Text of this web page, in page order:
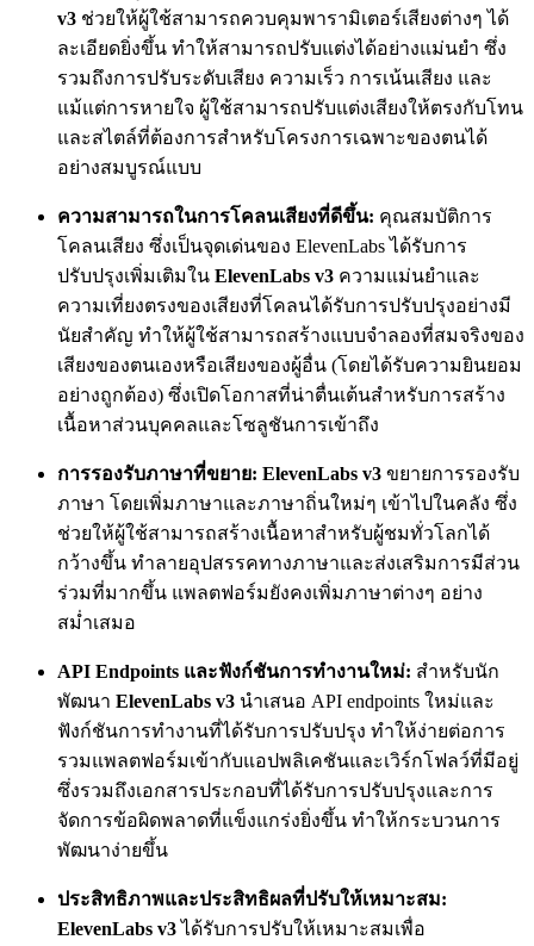
v3 ช่วยให้ผู้ใช้สามารถควบคุมพารามิเตอร์เสียงต่างๆ ได้
ละเอียดยิ่งขึ้น ทำให้สามารถปรับแต่งได้อย่างแม่นยำ ซึ่ง
รวมถึงการปรับระดับเสียง ความเร็ว การเน้นเสียง และ
แม้แต่การหายใจ ผู้ใช้สามารถปรับแต่งเสียงให้ตรงกับโทน
และสไตล์ที่ต้องการสำหรับโครงการเฉพาะของตนได้
อย่างสมบูรณ์แบบ
ความสามารถในการโคลนเสียงที่ดีขึ้น: คุณสมบัติการ
โคลนเสียง ซึ่งเป็นจุดเด่นของ ElevenLabs ได้รับการ
ปรับปรุงเพิ่มเติมใน ElevenLabs v3 ความแม่นยำและ
ความเที่ยงตรงของเสียงที่โคลนได้รับการปรับปรุงอย่างมี
นัยสำคัญ ทำให้ผู้ใช้สามารถสร้างแบบจำลองที่สมจริงของ
เสียงของตนเองหรือเสียงของผู้อื่น (โดยได้รับความยินยอม
อย่างถูกต้อง) ซึ่งเปิดโอกาสที่น่าตื่นเต้นสำหรับการสร้าง
เนื้อหาส่วนบุคคลและโซลูชันการเข้าถึง
การรองรับภาษาที่ขยาย: ElevenLabs v3 ขยายการรองรับ
ภาษา โดยเพิ่มภาษาและภาษาถิ่นใหม่ๆ เข้าไปในคลัง ซึ่ง
ช่วยให้ผู้ใช้สามารถสร้างเนื้อหาสำหรับผู้ชมทั่วโลกได้
กว้างขึ้น ทำลายอุปสรรคทางภาษาและส่งเสริมการมีส่วน
ร่วมที่มากขึ้น แพลตฟอร์มยังคงเพิ่มภาษาต่างๆ อย่าง
สม่ำเสมอ
API Endpoints และฟังก์ชันการทำงานใหม่: สำหรับนัก
พัฒนา ElevenLabs v3 นำเสนอ API endpoints ใหม่และ
ฟังก์ชันการทำงานที่ได้รับการปรับปรุง ทำให้ง่ายต่อการ
รวมแพลตฟอร์มเข้ากับแอปพลิเคชันและเวิร์กโฟลว์ที่มีอยู่
ซึ่งรวมถึงเอกสารประกอบที่ได้รับการปรับปรุงและการ
จัดการข้อผิดพลาดที่แข็งแกร่งยิ่งขึ้น ทำให้กระบวนการ
พัฒนาง่ายขึ้น
ประสิทธิภาพและประสิทธิผลที่ปรับให้เหมาะสม:
ElevenLabs v3ได้รับการปรับให้เหมาะสมเพื่อ